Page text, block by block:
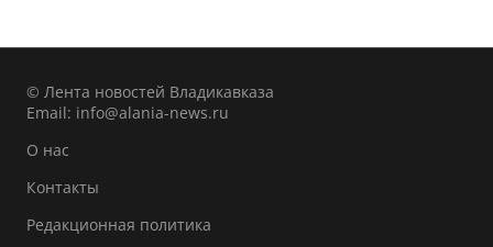
© Лента новостей Владикавказа
Email: info@alania-news.ru
О нас
Контакты
Редакционная политика